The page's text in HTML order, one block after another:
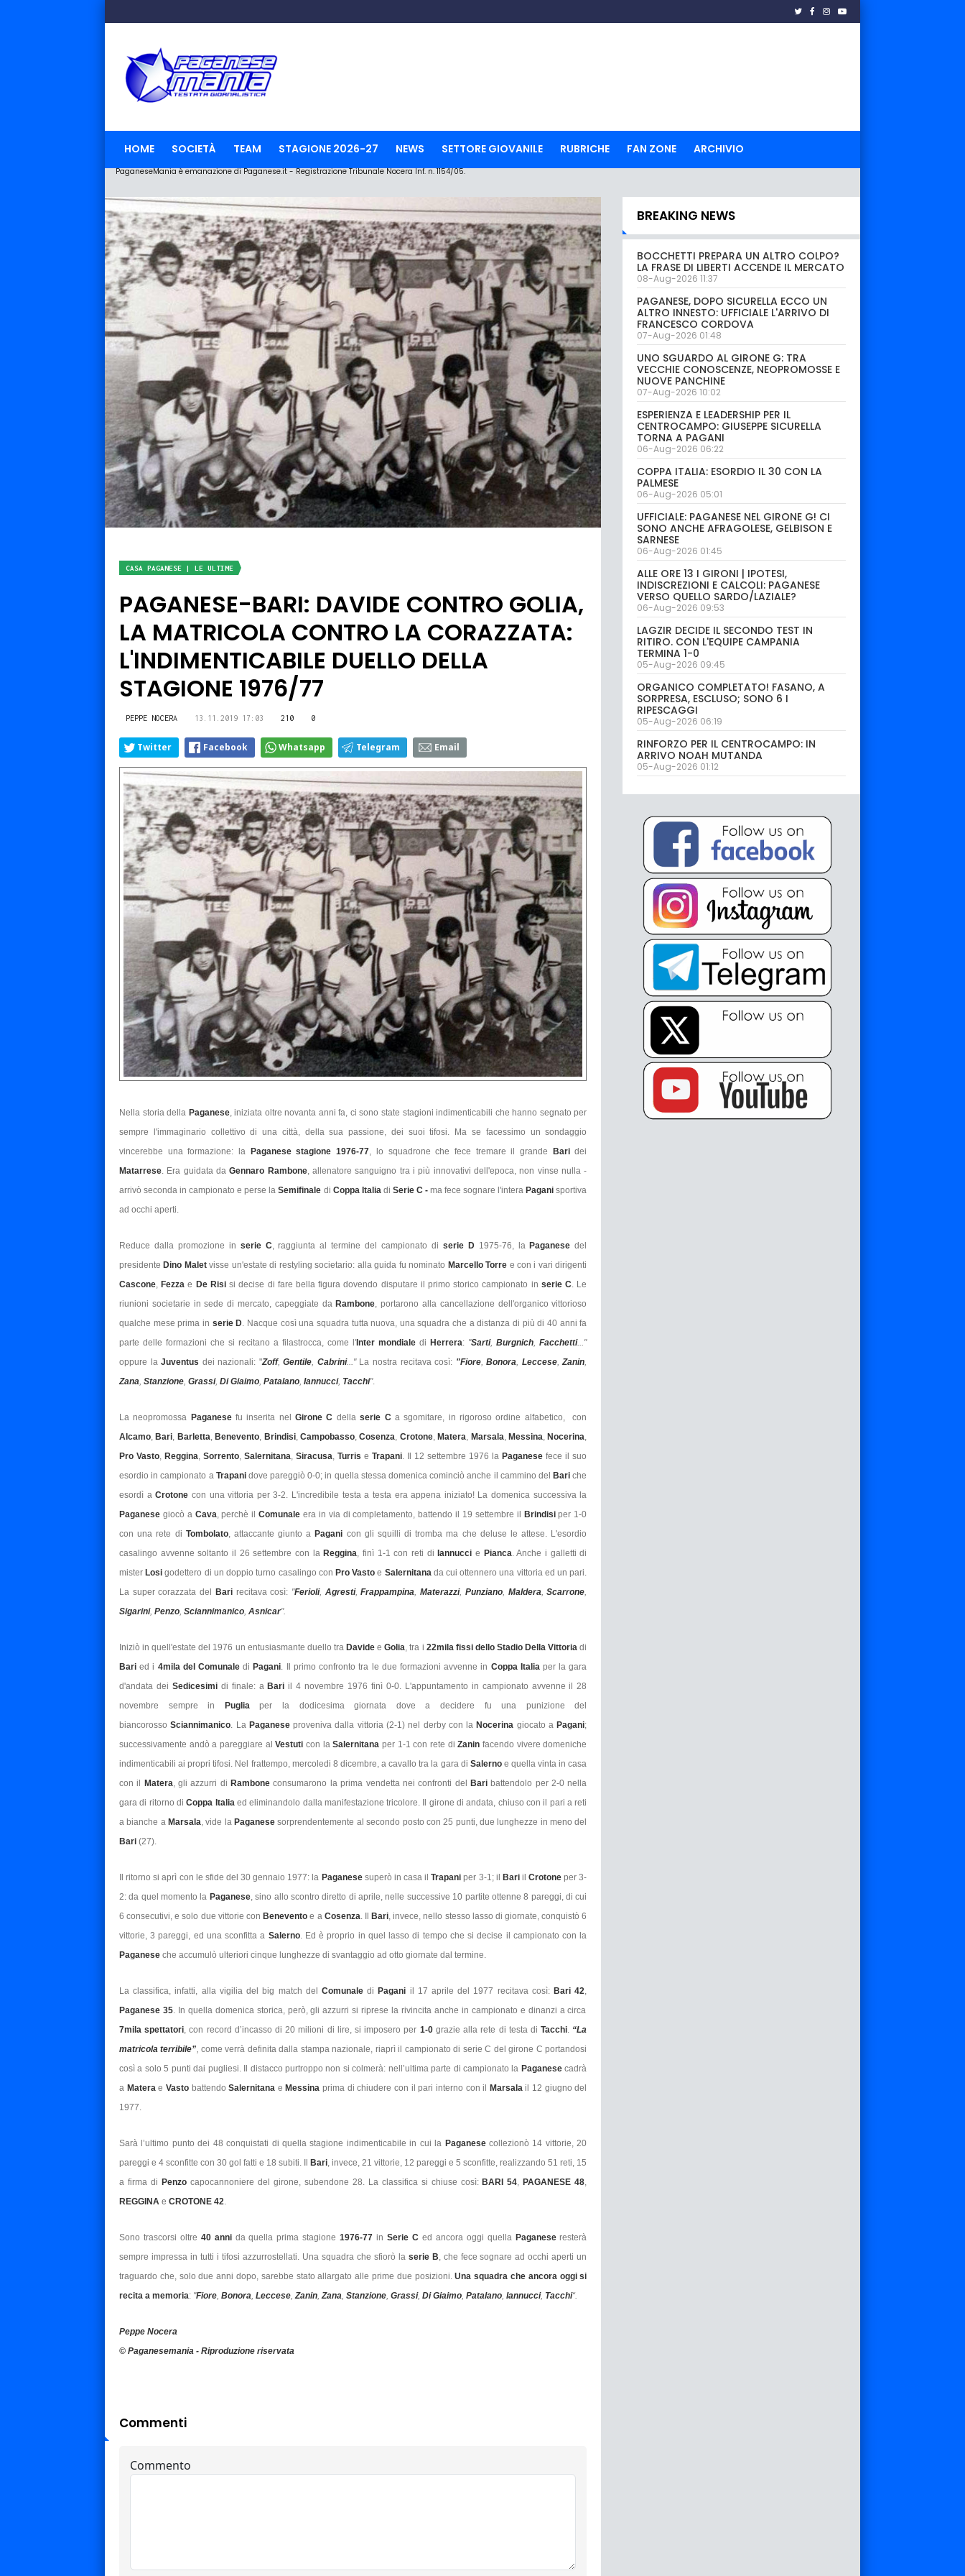
HOME SOCIETÀ TEAM STAGIONE 2026-27 NEWS SETTORE GIOVANILE RUBRICHE FAN ZONE ARCHIVIO
PaganeseMania è emanazione di Paganese.it - Registrazione Tribunale Nocera Inf. n. 1154/05.
CASA PAGANESE | LE ULTIME
PAGANESE-BARI: DAVIDE CONTRO GOLIA,
LA MATRICOLA CONTRO LA CORAZZATA:
L'INDIMENTICABILE DUELLO DELLA
STAGIONE 1976/77
PEPPE NOCERA 13.11.2019 17:03 210 0
Twitter Facebook Whatsapp Telegram Email
Nella storia della Paganese, iniziata oltre novanta anni fa, ci sono state stagioni indimenticabili che hanno segnato per
sempre l'immaginario collettivo di una città, della sua passione, dei suoi tifosi. Ma se facessimo un sondaggio
vincerebbe una formazione: la
Paganese stagione 1976-77, lo squadrone che fece tremare il grande Baridei
Matarrese. Era guidata daGennaro Rambone, allenatore sanguigno tra i più innovativi dell'epoca, non vinse nulla -
arrivò seconda in campionato e perse laSemifinale di Coppa Italia di Serie C -ma fece sognare l'intera Paganisportiva
ad occhi aperti.
Reduce dalla promozione in serie C, raggiunta al termine del campionato di serie D1975-76, la Paganesedel
presidente Dino Maletvisse un'estate di restyling societario: alla guida fu nominato Marcello Torre e con i vari dirigenti
Cascone, Fezza e De Risisi decise di fare bella figura dovendo disputare il primo storico campionato in serie C. Le
riunioni societarie in sede di mercato, capeggiate da Rambone, portarono alla cancellazione dell'organico vittorioso
qualche mese prima in serie D. Nacque così una squadra tutta nuova, una squadra che a distanza di più di 40 anni fa
parte delle formazioni che si recitano a filastrocca, come l' Inter mondiale di Herrera: "Sarti, Burgnich, Facchetti..."
oppure laJuventus dei nazionali: "Zoff, Gentile, Cabrini..."La nostra recitava così: "Fiore, Bonora, Leccese, Zanin,
Zana, Stanzione, Grassi, Di Giaimo, Patalano, Iannucci, Tacchi".
La neopromossa Paganesefu inserita nelGirone C dellaserie Ca sgomitare, in rigoroso ordine alfabetico, con
Alcamo, Bari, Barletta, Benevento, Brindisi,Campobasso,Cosenza, Crotone, Matera, Marsala, Messina, Nocerina,
Pro Vasto, Reggina,Sorrento,Salernitana,Siracusa,Turris eTrapani. Il 12 settembre 1976 la Paganese fece il suo
esordio in campionato a Trapanidove pareggiò 0-0; in quella stessa domenica cominciò anche il cammino del Bariche
esordì aCrotone con una vittoria per 3-2. L'incredibile testa a testa era appena iniziato! La domenica successiva la
Paganese giocò a Cava, perchè ilComunale era in via di completamento, battendo il 19 settembre il Brindisiper 1-0
con una rete di Tombolato, attaccante giunto a Pagani con gli squilli di tromba ma che deluse le attese. L'esordio
casalingo avvenne soltanto il 26 settembre con la Reggina, finì 1-1 con reti di Iannucci e Pianca. Anche i galletti di
mister Losi godettero di un doppio turno casalingo con Pro Vastoe Salernitanada cui ottennero una vittoria ed un pari.
La super corazzata del
Bari recitava così: "Ferioli, Agresti, Frappampina,Materazzi, Punziano, Maldera, Scarrone,
Sigarini, Penzo, Sciannimanico, Asnicar".
Iniziò in quell'estate del 1976 un entusiasmante duello tra DavideeGolia, tra i 22mila fissi dello Stadio Della Vittoriadi
Baried i 4mila del Comunaledi Pagani. Il primo confronto tra le due formazioni avvenne in Coppa Italiaper la gara
d'andata dei Sedicesimi di finale: a Bari il 4 novembre 1976 finì 0-0. L'appuntamento in campionato avvenne il 28
novembre sempre in
Pugliaper la dodicesima giornata dove a decidere fu una punizione del
biancorossoSciannimanico. La Paganeseproveniva dalla vittoria (2-1) nel derby con la Nocerina giocato a Pagani;
successivamente andò a pareggiare alVestuti con laSalernitana per 1-1 con rete diZanin facendo vivere domeniche
indimenticabili ai propri tifosi. Nel frattempo, mercoledi 8 dicembre, a cavallo tra la gara di Salernoe quella vinta in casa
con il
Matera, gli azzurri di Rambone consumarono la prima vendetta nei confronti del Baribattendolo per 2-0 nella
gara di ritorno diCoppa Italiaed eliminandolo dalla manifestazione tricolore. Il girone di andata, chiuso con il pari a reti
a bianche a Marsala, vide la Paganesesorprendentemente al secondo posto con 25 punti, due lunghezze in meno del
Bari (27).
Il ritorno si aprì con le sfide del 30 gennaio 1977: la Paganesesuperò in casa ilTrapani per 3-1; il BariilCrotone per 3-
2: da quel momento la Paganese, sino allo scontro diretto di aprile, nelle successive 10 partite ottenne 8 pareggi, di cui
6 consecutivi, e solo due vittorie con Beneventoe aCosenza. Il Bari, invece, nello stesso lasso di giornate, conquistò 6
vittorie, 3 pareggi, ed una sconfitta a Salerno. Ed è proprio in quel lasso di tempo che si decise il campionato con la
Paganese che accumulò ulteriori cinque lunghezze di svantaggio ad otto giornate dal termine.
La classifica, infatti, alla vigilia del big match del Comunaledi Pagani il 17 aprile del 1977 recitava così: Bari 42,
Paganese 35. In quella domenica storica, però, gli azzurri si riprese la rivincita anche in campionato e dinanzi a circa
7mila spettatori, con record d’incasso di 20 milioni di lire, si imposero per 1-0grazie alla rete di testa diTacchi. “La
matricola terribile”, come verrà definita dalla stampa nazionale, riaprì il campionato di serie C del girone C portandosi
così a solo 5 punti dai pugliesi. Il distacco purtroppo non si colmerà: nell’ultima parte di campionato la Paganesecadrà
a Materae Vastobattendo Salernitana e Messinaprima di chiudere con il pari interno con il Marsalail 12 giugno del
1977.
Sarà l’ultimo punto dei 48 conquistati di quella stagione indimenticabile in cui la Paganesecollezionò 14 vittorie, 20
pareggi e 4 sconfitte con 30 gol fatti e 18 subiti. Il
Bari, invece, 21 vittorie, 12 pareggi e 5 sconfitte, realizzando 51 reti, 15
a firma di Penzo capocannoniere del girone, subendone 28. La classifica si chiuse così: BARI 54, PAGANESE 48,
REGGINA e CROTONE 42.
Sono trascorsi oltre 40 anni da quella prima stagione1976-77in Serie Ced ancora oggi quella Paganeseresterà
sempre impressa in tutti i tifosi azzurrostellati. Una squadra che sfiorò la serie B, che fece sognare ad occhi aperti un
traguardo che, solo due anni dopo, sarebbe stato allargato alle prime due posizioni.Una squadra che ancora oggi si
recita a memoria: "Fiore, Bonora, Leccese, Zanin, Zana, Stanzione, Grassi, Di Giaimo, Patalano, Iannucci, Tacchi“.
Peppe Nocera
© Paganesemania - Riproduzione riservata
Commenti
BREAKING NEWS
BOCCHETTI PREPARA UN ALTRO COLPO?
LA FRASE DI LIBERTI ACCENDE IL MERCATO
08-Aug-2026 11:37
PAGANESE, DOPO SICURELLA ECCO UN
ALTRO INNESTO: UFFICIALE L'ARRIVO DI
FRANCESCO CORDOVA
07-Aug-2026 01:48
UNO SGUARDO AL GIRONE G: TRA
VECCHIE CONOSCENZE, NEOPROMOSSE E
NUOVE PANCHINE
07-Aug-2026 10:02
ESPERIENZA E LEADERSHIP PER IL
CENTROCAMPO: GIUSEPPE SICURELLA
TORNA A PAGANI
06-Aug-2026 06:22
COPPA ITALIA: ESORDIO IL 30 CON LA
PALMESE
06-Aug-2026 05:01
UFFICIALE: PAGANESE NEL GIRONE G! CI
SONO ANCHE AFRAGOLESE, GELBISON E
SARNESE
06-Aug-2026 01:45
ALLE ORE 13 I GIRONI | IPOTESI,
INDISCREZIONI E CALCOLI: PAGANESE
VERSO QUELLO SARDO/LAZIALE?
06-Aug-2026 09:53
LAGZIR DECIDE IL SECONDO TEST IN
RITIRO. CON L'EQUIPE CAMPANIA
TERMINA 1-0
05-Aug-2026 09:45
ORGANICO COMPLETATO! FASANO, A
SORPRESA, ESCLUSO; SONO 6 I
RIPESCAGGI
05-Aug-2026 06:19
RINFORZO PER IL CENTROCAMPO: IN
ARRIVO NOAH MUTANDA
05-Aug-2026 01:12